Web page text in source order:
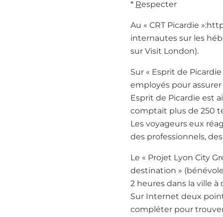
* Respecter
Au « CRT Picardie
internautes sur les
sur Visit London).
Sur « Esprit de
employés pour
Esprit de Picardie est
comptait plus de 250
Les voyageurs eux
des professionnels,
Le « Projet Lyon City
destination »
2 heures dans la ville
Sur Internet deux
compléter pour